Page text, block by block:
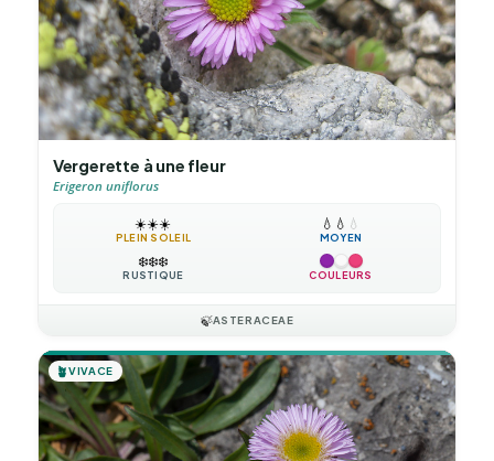
Vergerette à une fleur
Erigeron uniflorus
☀️☀️☀️
PLEIN SOLEIL
💧 💧 💧
MOYEN
❄️❄️❄️
RUSTIQUE COULEURS
🍃ASTERACEAE
🪴VIVACE